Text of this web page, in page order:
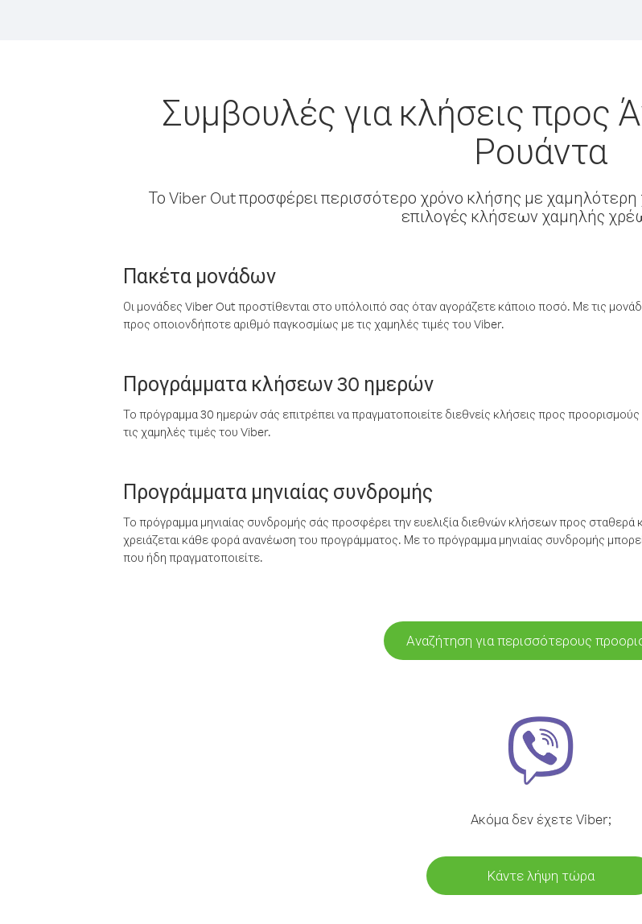
Συμβουλές για κλήσεις προς
Ρουάντα
Το Viber Out προσφέρει περισσότερο χρόνο κλήσης με χαμηλότερη
επιλογές κλήσεων χαμηλής
Πακέτα μονάδων
Οι μονάδες Viber Out προστίθενται στο υπόλοιπό σας όταν αγοράζετε κάποιο ποσό. Με τις
προς οποιονδήποτε αριθμό παγκοσμίως με τις χαμηλές τιμές του Viber.
Προγράμματα κλήσεων 30 ημερών
Το πρόγραμμα 30 ημερών σάς επιτρέπει να πραγματοποιείτε διεθνείς κλήσεις προς
τις χαμηλές τιμές του Viber.
Προγράμματα μηνιαίας συνδρομής
Το πρόγραμμα μηνιαίας συνδρομής σάς προσφέρει την ευελιξία διεθνών κλήσεων προς σταθερά
χρειάζεται κάθε φορά ανανέωση του προγράμματος. Με το πρόγραμμα μηνιαίας συνδρομής
που ήδη πραγματοποιείτε.
Αναζήτηση για περισσότερους
Ακόμα δεν έχετε Viber;
Κάντε λήψη τώρα